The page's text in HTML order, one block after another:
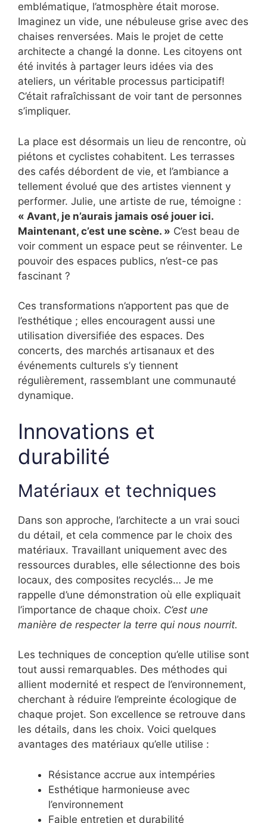
emblématique, l’atmosphère était morose.
Imaginez un vide, une nébuleuse grise avec des
chaises renversées. Mais le projet de cette
architecte a changé la donne. Les citoyens ont
été invités à partager leurs idées via des
ateliers, un véritable processus participatif!
C’était rafraîchissant de voir tant de personnes
s’impliquer.
La place est désormais un lieu de rencontre, où
piétons et cyclistes cohabitent. Les terrasses
des cafés débordent de vie, et l’ambiance a
tellement évolué que des artistes viennent y
performer. Julie, une artiste de rue, témoigne :
« Avant, je n’aurais jamais osé jouer ici.
Maintenant, c’est une scène. » C’est beau de
voir comment un espace peut se réinventer. Le
pouvoir des espaces publics, n’est-ce pas
fascinant ?
Ces transformations n’apportent pas que de
l’esthétique ; elles encouragent aussi une
utilisation diversifiée des espaces. Des
concerts, des marchés artisanaux et des
événements culturels s’y tiennent
régulièrement, rassemblant une communauté
dynamique.
Innovations et
durabilité
Matériaux et techniques
Dans son approche, l’architecte a un vrai souci
du détail, et cela commence par le choix des
matériaux. Travaillant uniquement avec des
ressources durables, elle sélectionne des bois
locaux, des composites recyclés… Je me
rappelle d’une démonstration où elle expliquait
l’importance de chaque choix. C’est une
manière de respecter la terre qui nous nourrit.
Les techniques de conception qu’elle utilise sont
tout aussi remarquables. Des méthodes qui
allient modernité et respect de l’environnement,
cherchant à réduire l’empreinte écologique de
chaque projet. Son excellence se retrouve dans
les détails, dans les choix. Voici quelques
avantages des matériaux qu’elle utilise :
Résistance accrue aux intempéries
Esthétique harmonieuse avec
l’environnement
Faible entretien et durabilité